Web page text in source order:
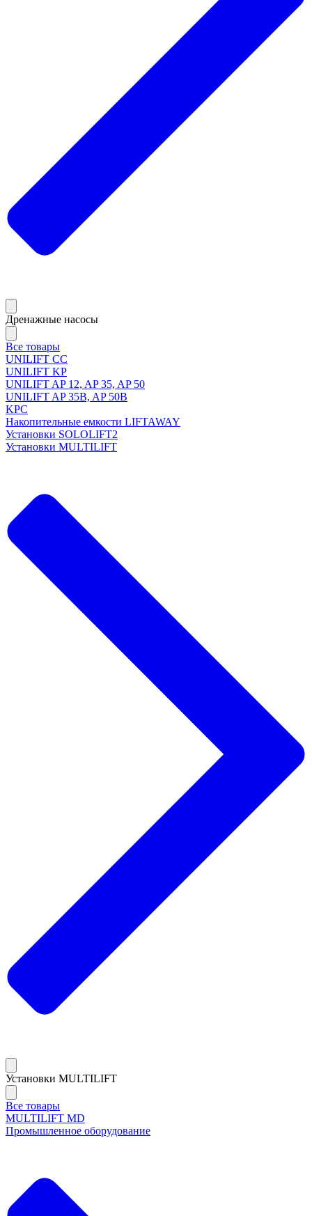
Дренажные насосы
Все товары
UNILIFT CC
UNILIFT KP
UNILIFT AP 12, AP 35, AP 50
UNILIFT AP 35B, AP 50B
KPC
Накопительные емкости LIFTAWAY
Установки SOLOLIFT2
Установки MULTILIFT
Установки MULTILIFT
Все товары
MULTILIFT MD
Промышленное оборудование